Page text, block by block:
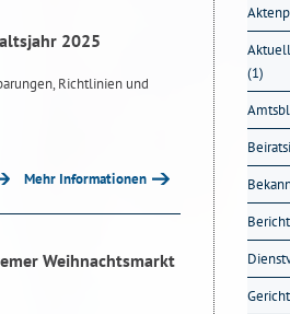
2025
Richtlinien und
Mehr Informationen
Weihnachtsmarkt
(1)